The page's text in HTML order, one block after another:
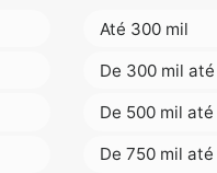
Até 300 mil
De 300 mil
De 500 mil
De 750 mil até